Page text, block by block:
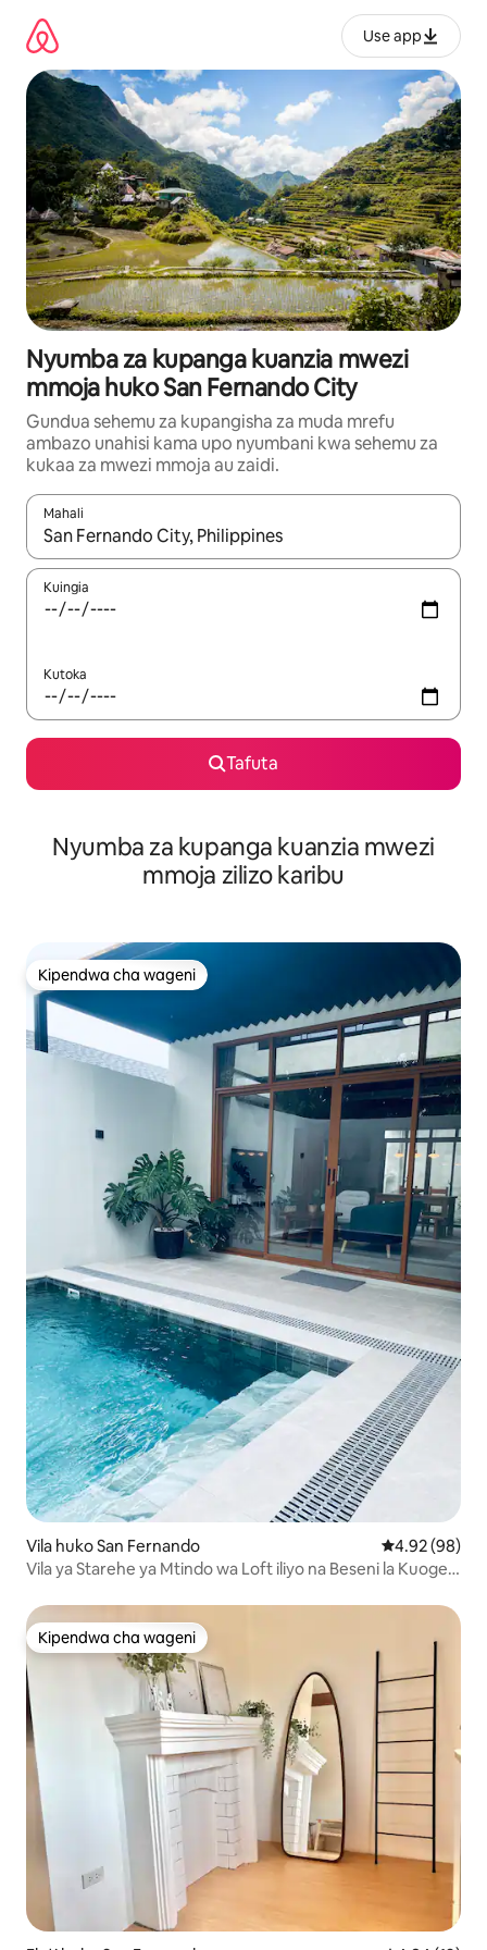
kwenda
kwenye
maudhui
Use app
Nyumba za kupanga kuanzia mwezi
mmoja huko San Fernando City
Gundua sehemu za kupangisha za muda mrefu
ambazo unahisi kama upo nyumbani kwa sehemu za
kukaa za mwezi mmoja au zaidi.
Mahali
Wakati matokeo yanapatikana, vinjari kwa kutumia vitufe vya
Kuingia
Kutoka
Tafuta
Nyumba za kupanga kuanzia mwezi
mmoja zilizo karibu
Kipendwa cha wageni
Kipendwa cha wageni
Vila huko San Fernando Ukadiriaji wa
4.92 (98)
Vila ya Starehe ya Mtindo wa Loft iliyo na Beseni la Kuogea
Kipendwa cha wageni
Kipendwa cha wageni